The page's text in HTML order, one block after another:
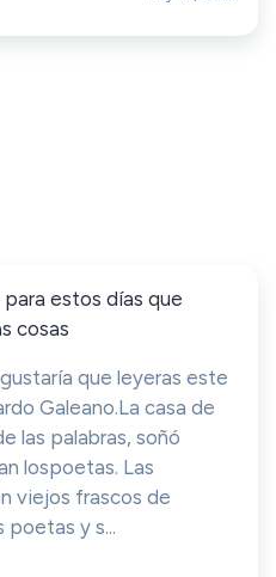
estos días que
cosas
que leyeras este
Galeano.La casa de
las palabras, soñó
lospoetas. Las
viejos frascos de
poetas y s...